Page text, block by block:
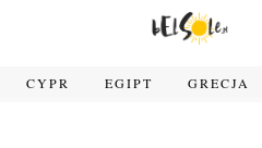
CYPR EGIPT GRECJA